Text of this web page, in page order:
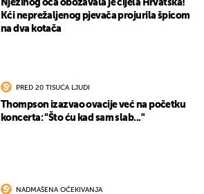
Njezinog oca obožavala je cijela Hrvatska!
Kći neprežaljenog pjevača projurila špicom
na dva kotača
PRED 20 TISUĆA LJUDI
Thompson izazvao ovacije već na početku
koncerta: "Što ću kad sam slab..."
NADMAŠENA OČEKIVANJA